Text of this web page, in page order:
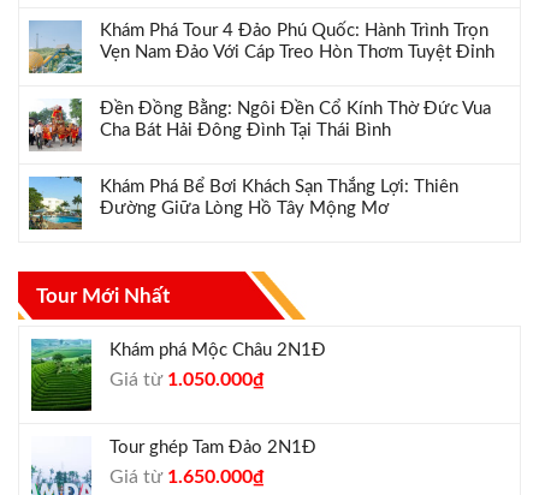
Khám Phá Tour 4 Đảo Phú Quốc: Hành Trình Trọn
Vẹn Nam Đảo Với Cáp Treo Hòn Thơm Tuyệt Đỉnh
Đền Đồng Bằng: Ngôi Đền Cổ Kính Thờ Đức Vua
Cha Bát Hải Đông Đình Tại Thái Bình
Khám Phá Bể Bơi Khách Sạn Thắng Lợi: Thiên
Đường Giữa Lòng Hồ Tây Mộng Mơ
Tour Mới Nhất
Khám phá Mộc Châu 2N1Đ
Giá từ Giá
1.300.000₫.
1.050.000₫Giá
là:
Tour ghép Tam Đảo 2N1Đ
Giá từ Giá
1.650.000₫Giá